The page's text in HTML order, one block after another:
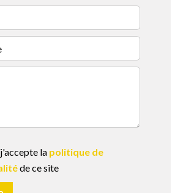
j'accepte la politique de
de ce site